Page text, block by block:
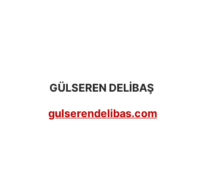
GÜLSEREN DELİBAŞ
gulserendelibas.com